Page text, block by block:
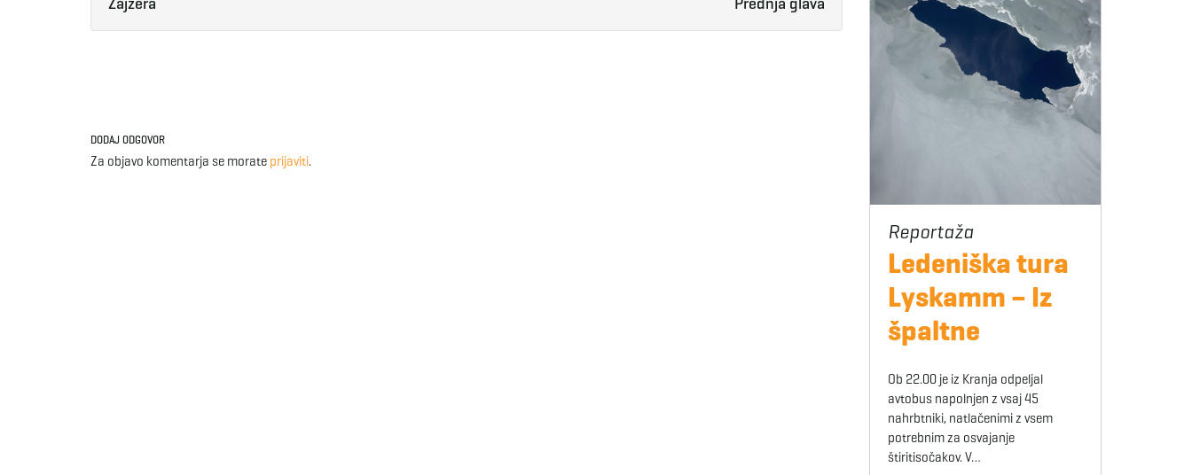
DODAJ ODGOVOR
Za objavo komentarja se morate prijaviti.
Ledeniška tura
Lyskamm – Iz
špaltne
Ob 22.00 je iz Kranja odpeljal
avtobus napolnjen z vsaj 45
nahrbtniki, natlačenimi z vsem
potrebnim za osvajanje
štiritisočakov. V…